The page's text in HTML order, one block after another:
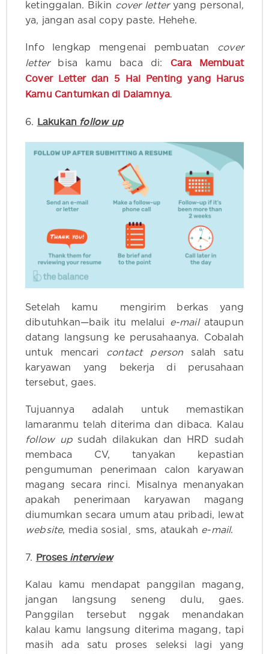
ketinggalan. Bikin cover letteryang personal,
ya, jangan asal copy paste. Hehehe.
Info lengkap mengenai pembuatan cover
letterbisa kamu baca di: Cara Membuat
Cover Letter dan 5 Hal Penting yang Harus
Kamu Cantumkan di Dalamnya.
6. Lakukan follow up
Setelah kamu mengirim berkas yang
dibutuhkan—baik itu melalui e-mailataupun
datang langsung ke perusahaanya. Cobalah
untuk mencari contact person salah satu
karyawan yang bekerja di perusahaan
tersebut, gaes.
Tujuannya adalah untuk memastikan
lamaranmu telah diterima dan dibaca. Kalau
follow up sudah dilakukan dan HRD sudah
membaca CV, tanyakan kepastian
pengumuman penerimaan calon karyawan
magang secara rinci. Misalnya menanyakan
apakah penerimaan karyawan magang
diumumkan secara umum atau pribadi, lewat
website, media sosial¸ sms, ataukah e-mail.
7. Proses interview
Kalau kamu mendapat panggilan magang,
jangan langsung seneng dulu, gaes.
Panggilan tersebut nggak menandakan
kalau kamu langsung diterima magang, tapi
masih ada satu proses seleksi lagi yang